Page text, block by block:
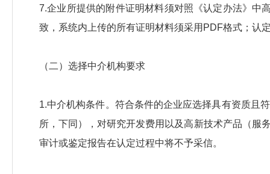
7.企业所提供的附件证明材料须对照《认定办法》中
致，系统内上传的所有证明材料须采用PDF格式；认
（二）选择中介机构要求
1.中介机构条件。符合条件的企业应选择具有资质且
所，下同），对研究开发费用以及高新技术产品（服
审计或鉴定报告在认定过程中将不予采信。